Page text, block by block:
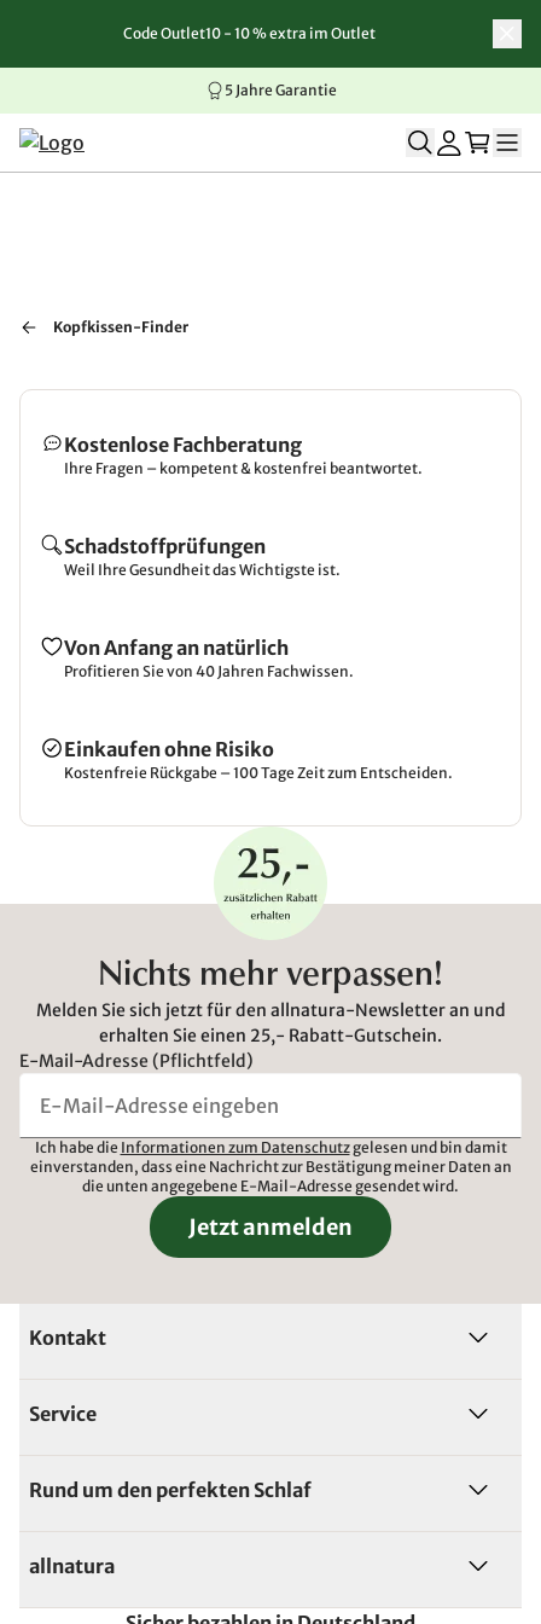
Zum Inhalt springen
Zur Navigation springen
Zum Seitenende springen
Code Outlet10 - 10 % extra im Outlet
5 Jahre Garantie
Kopfkissen-Finder
Kostenlose Fachberatung
Ihre Fragen – kompetent & kostenfrei beantwortet.
Schadstoffprüfungen
Weil Ihre Gesundheit das Wichtigste ist.
Von Anfang an natürlich
Profitieren Sie von 40 Jahren Fachwissen.
Einkaufen ohne Risiko
Kostenfreie Rückgabe – 100 Tage Zeit zum Entscheiden.
Nichts mehr verpassen!
Melden Sie sich jetzt für den allnatura-Newsletter an und
erhalten Sie einen 25,- Rabatt-Gutschein.
E-Mail-Adresse (Pflichtfeld)
Ich habe die Informationen zum Datenschutzgelesen und bin damit
einverstanden, dass eine Nachricht zur Bestätigung meiner Daten an
die unten angegebene E-Mail-Adresse gesendet wird.
Jetzt anmelden
Kontakt
Service
Rund um den perfekten Schlaf
allnatura